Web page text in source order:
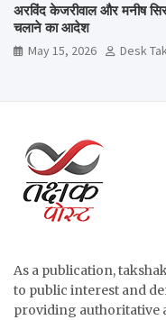
अरविंद केजरीवाल और मनीष
चलाने का आदेश
May 15, 2026 Desk
As a publication,
to public interest and
providing authoritative